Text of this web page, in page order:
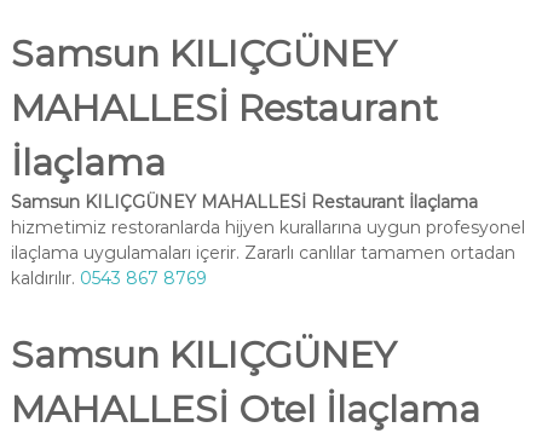
Samsun KILIÇGÜNEY
MAHALLESİ Restaurant
İlaçlama
Samsun KILIÇGÜNEY MAHALLESİ Restaurant İlaçlama
hizmetimiz restoranlarda hijyen kurallarına uygun profesyonel
ilaçlama uygulamaları içerir. Zararlı canlılar tamamen ortadan
kaldırılır. 0543 867 8769
Samsun KILIÇGÜNEY
MAHALLESİ Otel İlaçlama